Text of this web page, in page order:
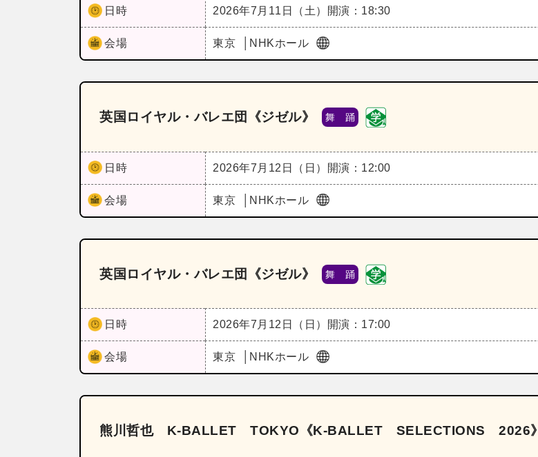
日時 2026年7月11日（土） 開演：18:30
会場 東京 NHKホール
英国ロイヤル・バレエ団《ジゼル》 舞 踊
日時 2026年7月12日（日） 開演：12:00
会場 東京 NHKホール
英国ロイヤル・バレエ団《ジゼル》 舞 踊
日時 2026年7月12日（日） 開演：17:00
会場 東京 NHKホール
熊川哲也 K‐BALLET TOKYO《K‐BALLET SELECTIONS 2026》